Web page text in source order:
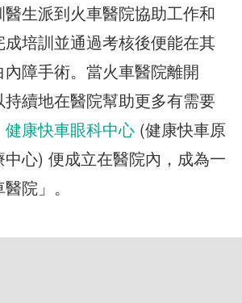
生派到火車醫院協助工作和
培訓並通過考核後便能在其
障手術。當火車醫院離開
續地在醫院幫助更多有需要
健康快車眼科中心 (健康快車原
心) 便成立在醫院內，成為一
院」。